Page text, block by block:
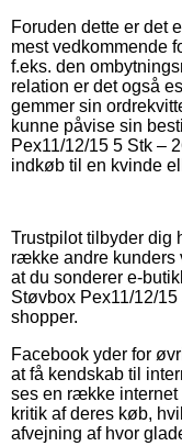
Foruden dette er det
mest vedkommende
f.eks. den
relation er det også
gemmer sin
kunne påvise sin
Pex11/12/15 5 Stk –
indkøb til en kvinde
Trustpilot tilbyder dig
række andre kunders
at du sonderer e-
Støvbox Pex11/12/
shopper.
Facebook yder for
at få kendskab til
ses en række
kritik af deres køb,
afvejning af hvor